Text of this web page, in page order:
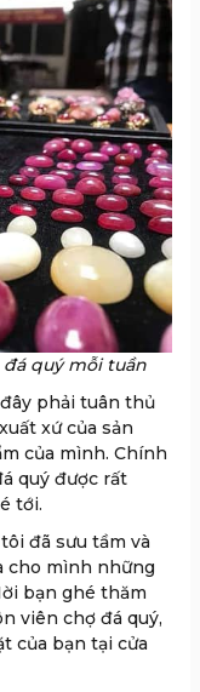
quý mỗi tuần
phải tuân thủ
xứ của sản
của mình. Chính
quý được rất
tới.
đã sưu tầm và
cho mình những
bạn ghé thăm
viên chợ đá quý,
của bạn tại cửa